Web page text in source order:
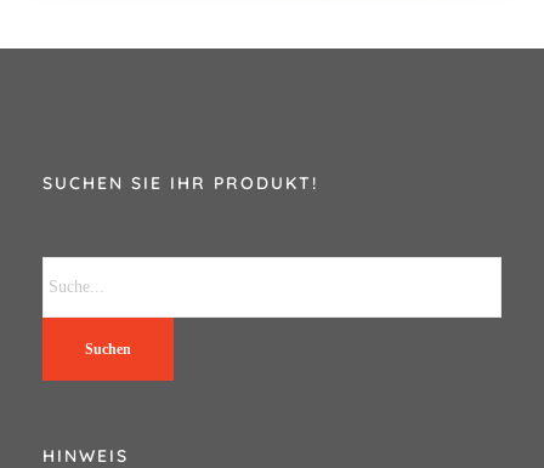
SUCHEN SIE IHR PRODUKT!
Suchen
HINWEIS